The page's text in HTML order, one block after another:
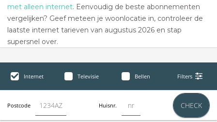
met alleen internet. Eenvoudig de beste abonnementen
vergelijken? Geef meteen je woonlocatie in, controleer de
laatste internet tarieven van augustus 2026 en stap
supersnel over.
Internet Televisie Bellen Filters
Postcode Huisnr. CHECK